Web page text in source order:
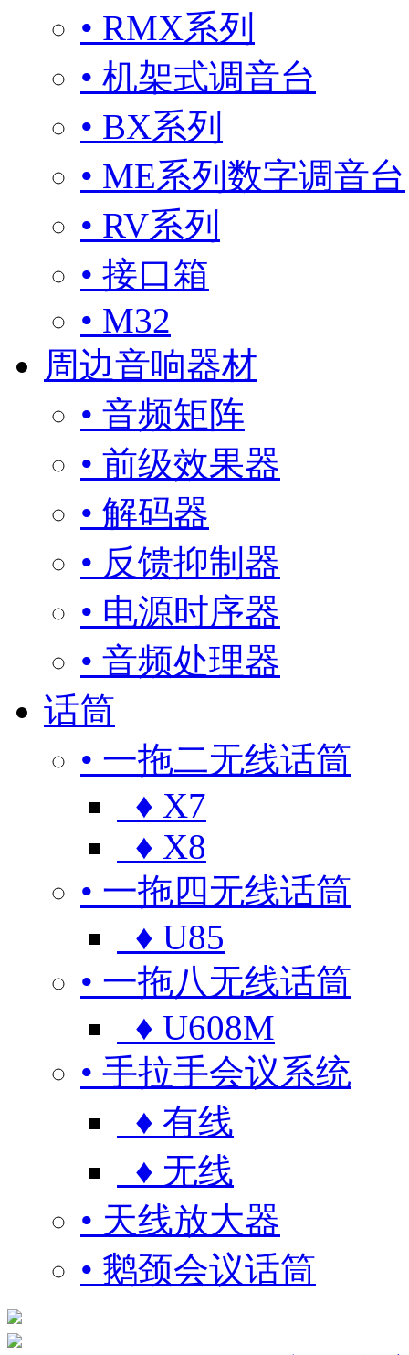
• RMX系列
• 机架式调音台
• BX系列
• ME系列数字调音台
• RV系列
• 接口箱
• M32
周边音响器材
• 音频矩阵
• 前级效果器
• 解码器
• 反馈抑制器
• 电源时序器
• 音频处理器
话筒
• 一拖二无线话筒
♦ X7
♦ X8
• 一拖四无线话筒
♦ U85
• 一拖八无线话筒
♦ U608M
• 手拉手会议系统
♦ 有线
♦ 无线
• 天线放大器
• 鹅颈会议话筒